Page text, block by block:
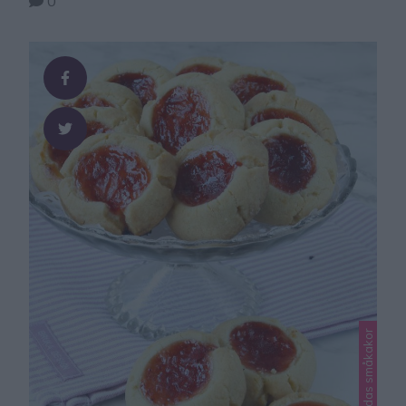
Lindas småkakor